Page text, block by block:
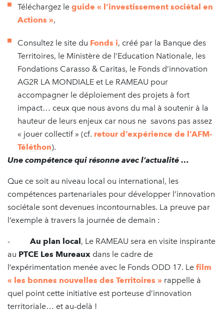
Téléchargez le guide « l’investissement sociétal en
Actions »,
Consultez le site du Fonds i, créé par la Banque des
Territoires, le Ministère de l’Education Nationale, les
Fondations Carasso & Caritas, le Fonds d’innovation
AG2R LA MONDIALE et Le RAMEAU pour
accompagner le déploiement des projets à fort
impact… ceux que nous avons du mal à soutenir à la
hauteur de leurs enjeux car nous ne savons pas assez
« jouer collectif » (cf. retour d’expérience de l’AFM-
Téléthon).
Une compétence qui résonne avec l’actualité …
Que ce soit au niveau local ou international, les
compétences partenariales pour développer l’innovation
sociétale sont devenues incontournables. La preuve par
l’exemple à travers la journée de demain :
- Au plan local, Le RAMEAU sera en visite inspirante
au PTCE Les Mureaux dans le cadre de
l’expérimentation menée avec le Fonds ODD 17. Le film
« les bonnes nouvelles des Territoires » rappelle à
quel point cette initiative est porteuse d’innovation
territoriale… et au-delà !